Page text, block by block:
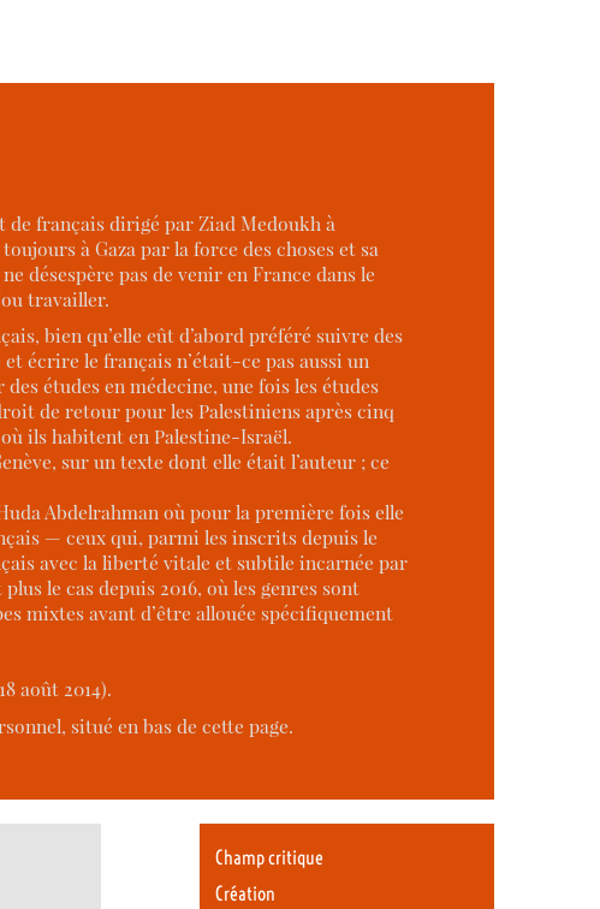
français dirigé par Ziad Medoukh à
à Gaza par la force des choses et sa
désespère pas de venir en France dans le
travailler.
bien qu’elle eût d’abord préféré suivre des
écrire le français n’était-ce pas aussi un
études en médecine, une fois les études
de retour pour les Palestiniens après cinq
ils habitent en Palestine-Israël.
sur un texte dont elle était l’auteur ; ce
Abdelrahman où pour la première fois elle
— ceux qui, parmi les inscrits depuis le
avec la liberté vitale et subtile incarnée par
le cas depuis 2016, où les genres sont
mixtes avant d’être allouée spécifiquement
août 2014).
situé en bas de cette page.
Champ critique
Création